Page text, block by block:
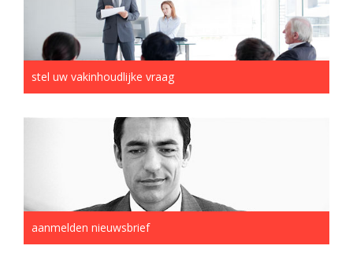
stel uw vakinhoudlijke vraag
aanmelden nieuwsbrief